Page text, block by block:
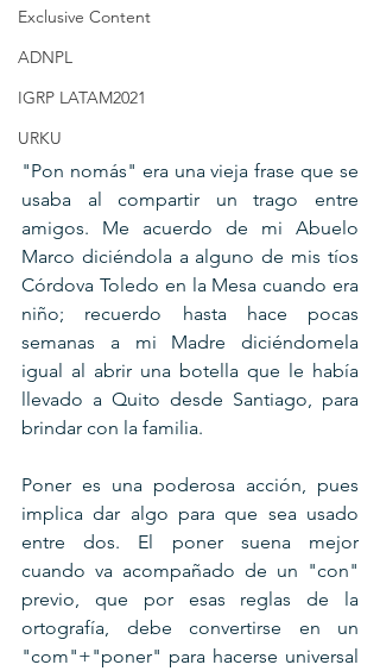
Exclusive Content
ADNPL
IGRP LATAM2021
URKU
"Pon nomás" era una vieja frase que se
usaba al compartir un trago entre
amigos. Me acuerdo de mi Abuelo
Marco diciéndola a alguno de mis tíos
Córdova Toledo en la Mesa cuando era
niño; recuerdo hasta hace pocas
semanas a mi Madre diciéndomela
igual al abrir una botella que le había
llevado a Quito desde Santiago, para
brindar con la familia.
Poner es una poderosa acción, pues
implica dar algo para que sea usado
entre dos. El poner suena mejor
cuando va acompañado de un "con"
previo, que por esas reglas de la
ortografía, debe convertirse en un
"com"+"poner" para hacerse universal